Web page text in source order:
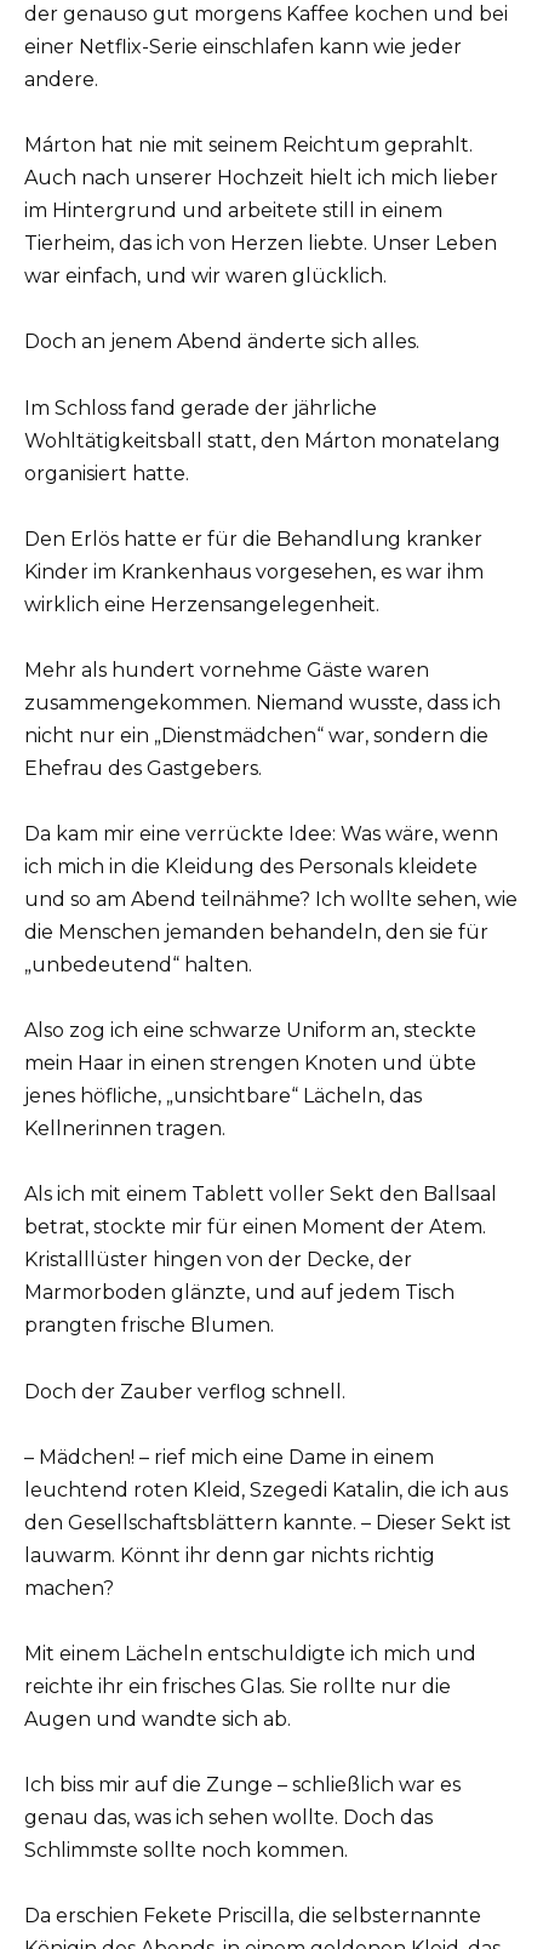
der genauso gut morgens Kaffee kochen und bei
einer Netflix-Serie einschlafen kann wie jeder
andere.
Márton hat nie mit seinem Reichtum geprahlt.
Auch nach unserer Hochzeit hielt ich mich lieber
im Hintergrund und arbeitete still in einem
Tierheim, das ich von Herzen liebte. Unser Leben
war einfach, und wir waren glücklich.
Doch an jenem Abend änderte sich alles.
Im Schloss fand gerade der jährliche
Wohltätigkeitsball statt, den Márton monatelang
organisiert hatte.
Den Erlös hatte er für die Behandlung kranker
Kinder im Krankenhaus vorgesehen, es war ihm
wirklich eine Herzensangelegenheit.
Mehr als hundert vornehme Gäste waren
zusammengekommen. Niemand wusste, dass ich
nicht nur ein „Dienstmädchen“ war, sondern die
Ehefrau des Gastgebers.
Da kam mir eine verrückte Idee: Was wäre, wenn
ich mich in die Kleidung des Personals kleidete
und so am Abend teilnähme? Ich wollte sehen, wie
die Menschen jemanden behandeln, den sie für
„unbedeutend“ halten.
Also zog ich eine schwarze Uniform an, steckte
mein Haar in einen strengen Knoten und übte
jenes höfliche, „unsichtbare“ Lächeln, das
Kellnerinnen tragen.
Als ich mit einem Tablett voller Sekt den Ballsaal
betrat, stockte mir für einen Moment der Atem.
Kristalllüster hingen von der Decke, der
Marmorboden glänzte, und auf jedem Tisch
prangten frische Blumen.
Doch der Zauber verflog schnell.
– Mädchen! – rief mich eine Dame in einem
leuchtend roten Kleid, Szegedi Katalin, die ich aus
den Gesellschaftsblättern kannte. – Dieser Sekt ist
lauwarm. Könnt ihr denn gar nichts richtig
machen?
Mit einem Lächeln entschuldigte ich mich und
reichte ihr ein frisches Glas. Sie rollte nur die
Augen und wandte sich ab.
Ich biss mir auf die Zunge – schließlich war es
genau das, was ich sehen wollte. Doch das
Schlimmste sollte noch kommen.
Da erschien Fekete Priscilla, die selbsternannte